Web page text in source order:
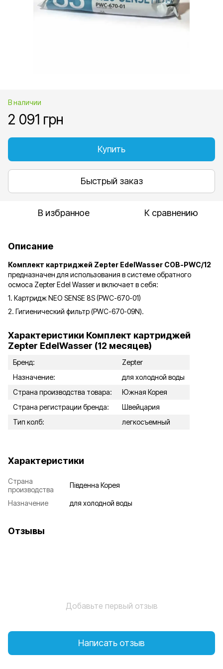
В наличии
2 091 грн
Купить
Быстрый заказ
В избранное К сравнению
Описание
Комплект картриджей Zepter EdelWasser COB-PWC/12
предназначен для использования в системе обратного
осмоса Zepter Edel Wasser и включает в себя:
1. Картридж NEO SENSE 8S (PWC-670-01)
2. Гигиенический фильтр (PWC-670-09N).
Характеристики Комплект картриджей
Zepter EdelWasser (12 месяцев)
Бренд:
Zepter
Назначение:
для холодной воды
Страна производства товара:
Южная Корея
Страна регистрации бренда:
Швейцария
Тип колб:
легкосъемный
Характеристики
Страна
производства
Південна Корея
Назначение для холодной воды
Отзывы
Добавьте первый отзыв
Написать отзыв